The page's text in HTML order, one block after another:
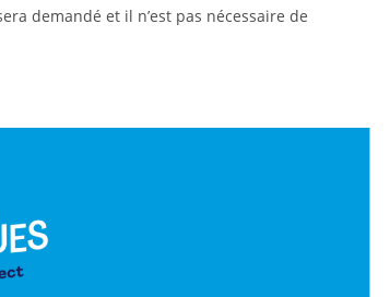
demandé et il n’est pas nécessaire de